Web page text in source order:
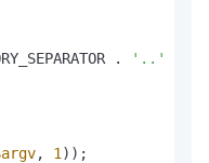
. '..'
, 1 ));